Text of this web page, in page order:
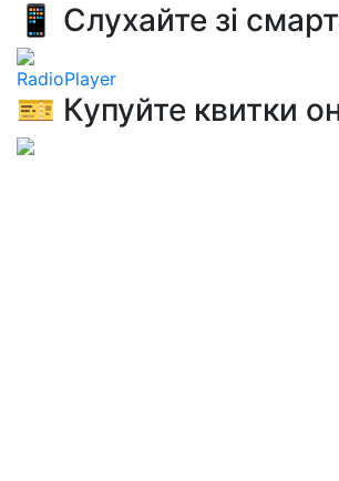
📱 Слухайте зі
RadioPlayer
🎫 Купуйте квитки